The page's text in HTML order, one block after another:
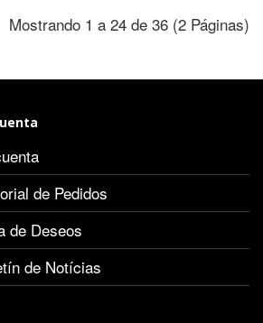
Mostrando 1 a 24 de 36 (2 Páginas)
de Pedidos
de Deseos
de Notícias